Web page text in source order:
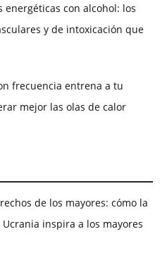
energéticas con alcohol: los
y de intoxicación que
frecuencia entrena a tu
mejor las olas de calor
de los mayores: cómo la
inspira a los mayores